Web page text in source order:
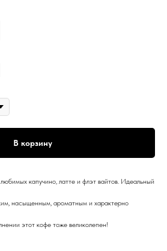
В корзину
капучино, латте и флэт вайтов. Идеальный
насыщенным, ароматным и характерно
этот кофе тоже великолепен!